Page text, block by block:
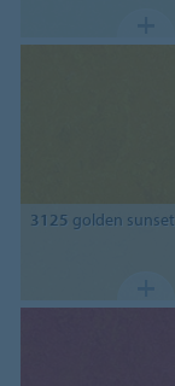
3125 golden sunset